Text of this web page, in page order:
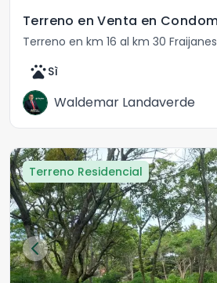
Terreno en km 16 al km 30 Fraijanes
petsSì
Waldemar Landaverde
Terreno Residencial